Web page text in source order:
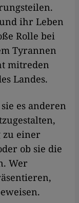
ihr Leben
Rolle bei
Tyrannen
mitreden
Landes.
es anderen
zu einer
ob sie die
Wer